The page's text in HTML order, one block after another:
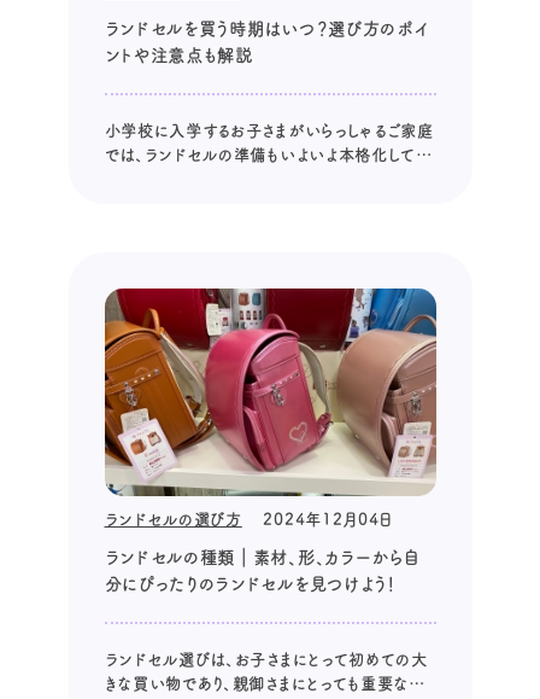
ランドセルを買う時期はいつ？選び方のポイ
ントや注意点も解説
小学校に入学するお子さまがいらっしゃるご家庭
では、ランドセルの準備もいよいよ本格化してく
ランドセルの種類｜素材、形、カラーから自
分にぴったりのランドセルを見つけよう！
ランドセルの選び方 2024年12月04日
ランドセル選びは、お子さまにとって初めての大
きな買い物であり、親御さまにとっても重要なイ